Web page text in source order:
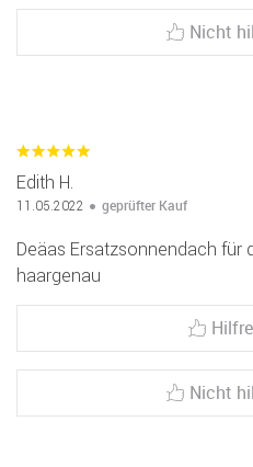
Nicht
Edith H.
11.05.2022 geprüfter Kauf
Deäas Ersatzsonnendach für
haargenau
Nicht